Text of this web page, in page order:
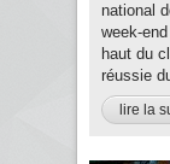
national
week-
haut du
réussie
lire la